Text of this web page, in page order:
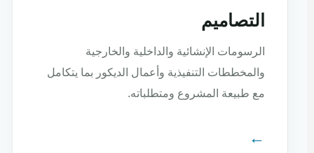
التصاميم
الرسومات الإنشائية والداخلية والخارجية
والمخططات التنفيذية وأعمال الديكور بما يتكامل
مع طبيعة المشروع ومتطلباته.
←